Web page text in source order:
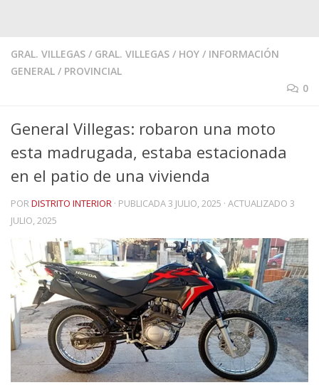
GRAL. VILLEGAS / GRAL. VILLEGAS / HOY / INFORMACIÓN
GENERAL / PROVINCIAL
0
General Villegas: robaron una moto
esta madrugada, estaba estacionada
en el patio de una vivienda
PORDISTRITO INTERIOR · PUBLICADA3 JULIO, 2025 · ACTUALIZADO 3
JULIO, 2025